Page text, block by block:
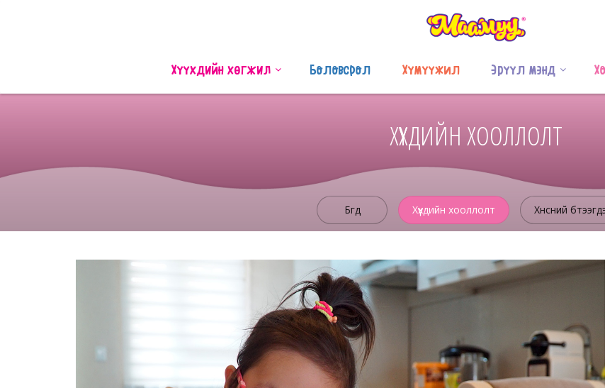
Хүүхдийн хөгжил Боловсрол Хүмүүжил Эрүүл мэнд
ХҮҮХДИЙН ХООЛЛОЛТ
Бүгд Хүүхдийн хооллолт Хүнсний